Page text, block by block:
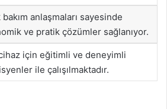
bakım anlaşmaları sayesinde
ve pratik çözümler sağlanıyor.
için eğitimli ve deneyimli
ile çalışılmaktadır.